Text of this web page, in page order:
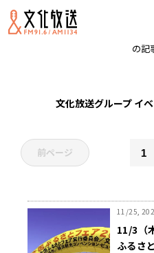
の記
文化放送グループ イ
前ページ
11/25,
11/3（
ふるさ